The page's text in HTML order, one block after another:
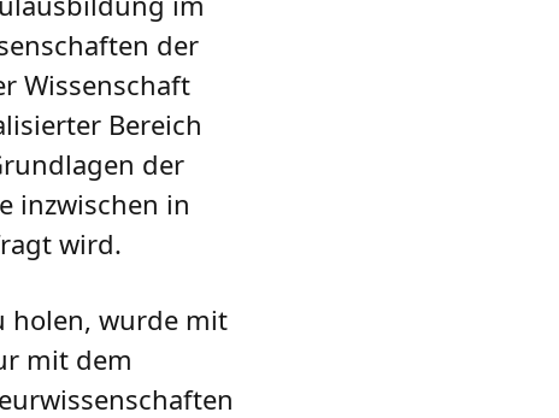
der
Wissenschaft
Bereich
der
inzwischen in
wird.
holen, wurde mit
mit dem